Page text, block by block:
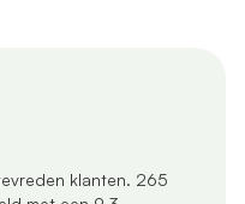
en steellook
voor een tochtvrije
klanten. 265